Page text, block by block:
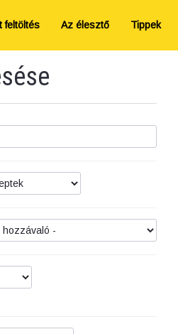
feltöltés Az élesztő Tippek